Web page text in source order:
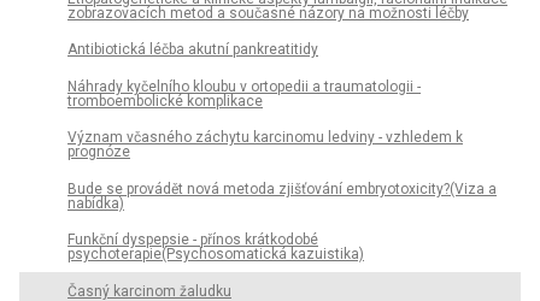
zobrazovacích metod a současné názory na možnosti léčby
Antibiotická léčba akutní pankreatitidy
Náhrady kyčelního kloubu v ortopedii a traumatologii -
tromboembolické komplikace
Význam včasného záchytu karcinomu ledviny - vzhledem k
prognóze
Bude se provádět nová metoda zjišťování embryotoxicity?(Viza a
nabídka)
Funkční dyspepsie - přínos krátkodobé
psychoterapie(Psychosomatická kazuistika)
Časný karcinom žaludku